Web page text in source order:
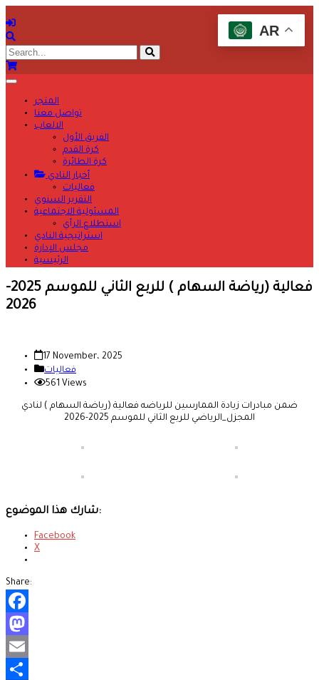
المتجر
تواصل معنا
الالعاب
الفريق الأول
كرة القدم
كرة الطائرة
أخبار النادي
فعاليات
التقرير السنوي
المسئولية الاجتماعية
استطلاع الرأي
استراتيجية النادي
مجلس الإدارة
الرئيسية
فعالية (رياضة السهام ) للربع الثاني للموسم 2025-
2026
17 November، 2025
فعاليات
561 Views
ضمن مبادرات زيادة الممارسين للرياضه فعالية (رياضة السهام ) لنادي
المجزل_الرياضي للربع الثاني للموسم 2025-2026
شارك هذا الموضوع:
Facebook
X
Share:
Facebook
Mastodon
Email
AR